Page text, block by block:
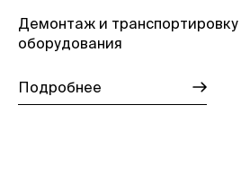
Демонтаж и
оборудования
Подробнее